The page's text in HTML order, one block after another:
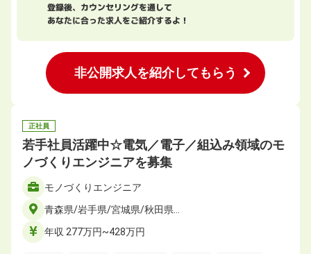
登録後、カウンセリングを通して
あなたに合った求人をご紹介するよ！
非公開求人を紹介してもらう
正社員
若手社員活躍中☆電気／電子／組込み領域のモ
ノづくりエンジニアを募集
モノづくりエンジニア
青森県/岩手県/宮城県/秋田県…
年収 277万円~428万円